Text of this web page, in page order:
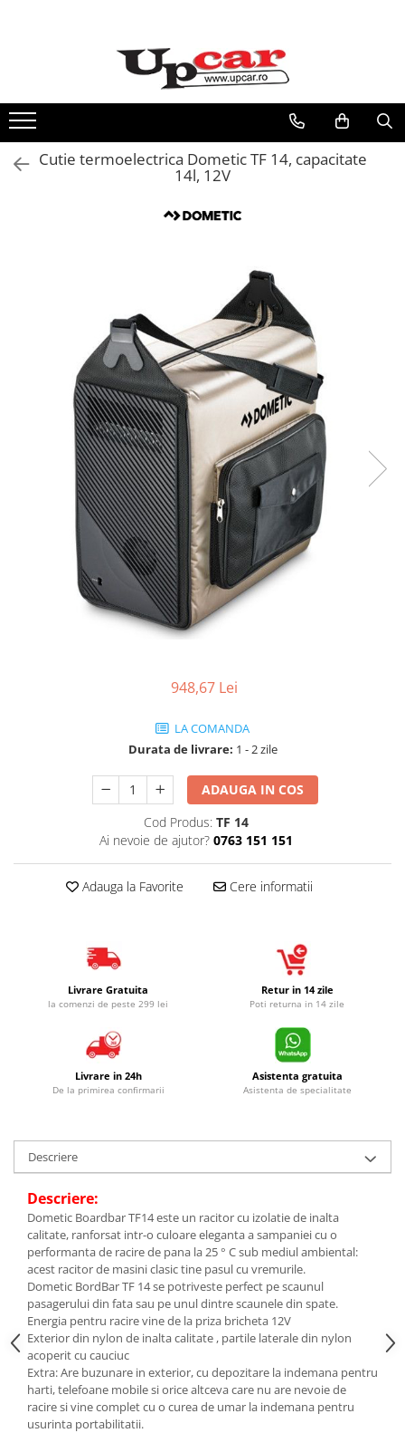
Toate Produsele
Tricicluri Electrice
ATV-uri Electrice
Trotinete Electrice
Electrice si Electronice
Aplice si Pendule
Electrocasnice Mici
Audio & Video
Cutie termoelectrica Dometic TF 14, capacitate
14l, 12V
948,67 Lei
LA COMANDA
Durata de livrare: 1 - 2 zile
ADAUGA IN COS
Cod Produs: TF 14
Ai nevoie de ajutor? 0763 151 151
Adauga la Favorite Cere informatii
Livrare Gratuita
la comenzi de peste 299 lei
Retur in 14 zile
Poti returna in 14 zile
Livrare in 24h
De la primirea confirmarii
Asistenta gratuita
Asistenta de specialitate
Descriere
Descriere:
Dometic Boardbar TF14 este un racitor cu izolatie de inalta
calitate, ranforsat intr-o culoare eleganta a sampaniei cu o
performanta de racire de pana la 25 ° C sub mediul ambiental:
acest racitor de masini clasic tine pasul cu vremurile.
Dometic BordBar TF 14 se potriveste perfect pe scaunul
pasagerului din fata sau pe unul dintre scaunele din spate.
Energia pentru racire vine de la priza bricheta 12V
Exterior din nylon de inalta calitate , partile laterale din nylon
acoperit cu cauciuc
Extra: Are buzunare in exterior, cu depozitare la indemana pentru
harti, telefoane mobile si orice altceva care nu are nevoie de
racire si vine complet cu o curea de umar la indemana pentru
usurinta portabilitatii.